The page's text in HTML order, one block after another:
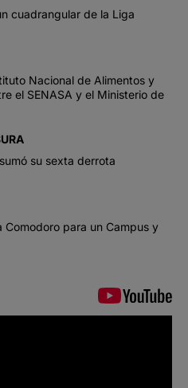
cuadrangular de la Liga
Nacional de Alimentos y
el SENASA y el Ministerio de
su sexta derrota
Comodoro para un Campus y